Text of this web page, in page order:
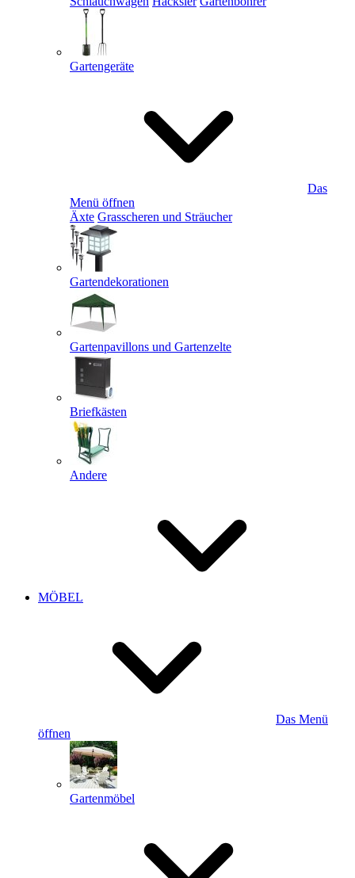
Gartengeräte
Das
Menü öffnen
Äxte Grasscheren und Sträucher
Gartendekorationen
Gartenpavillons und Gartenzelte
Briefkästen
Andere
MÖBEL
Das Menü
öffnen
Gartenmöbel